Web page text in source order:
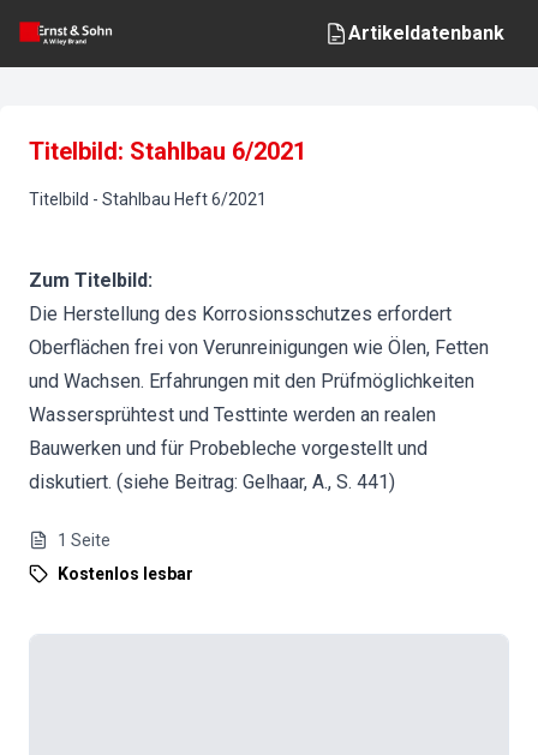
Artikeldatenbank
Titelbild: Stahlbau 6/2021
Titelbild - Stahlbau Heft6/2021
Zum Titelbild:
Die Herstellung des Korrosionsschutzes erfordert
Oberflächen frei von Verunreinigungen wie Ölen, Fetten
und Wachsen. Erfahrungen mit den Prüfmöglichkeiten
Wassersprühtest und Testtinte werden an realen
Bauwerken und für Probebleche vorgestellt und
diskutiert. (siehe Beitrag: Gelhaar, A., S. 441)
1 Seite
Kostenlos lesbar